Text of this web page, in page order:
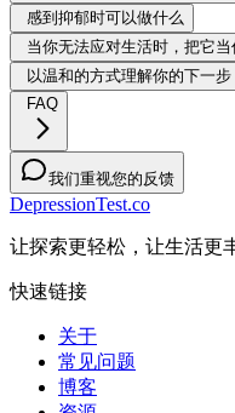
感到抑郁时可以做什么
当你无法应对生活时，把它
以温和的方式理解你的下一步
FAQ
我们重视您的反馈
DepressionTest.co
让探索更轻松，让生活更
快速链接
关于
常见问题
博客